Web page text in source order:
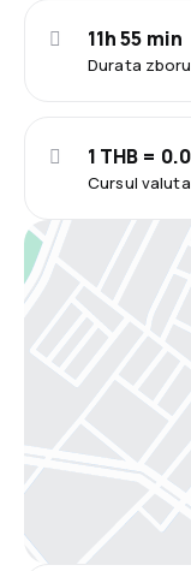
Durata
11h 55 min
Cursul
1 THB =